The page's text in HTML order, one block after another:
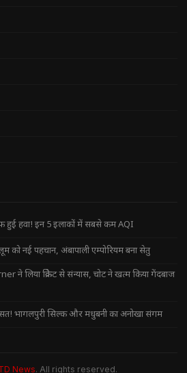
हुई हवा! इन 5 इलाकों में सबसे कम AQI
को नई पहचान, अंबापाली एम्पोरियम बना सेतु
ने लिया क्रिकेट से संन्यास, चोट ने खत्म किया गेंदबाज
भागलपुरी सिल्क और मधुबनी का अनोखा संगम
News. All rights reserved.